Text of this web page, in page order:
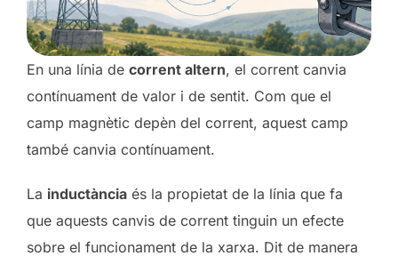
En una línia de corrent altern, el corrent canvia
contínuament de valor i de sentit. Com que el
camp magnètic depèn del corrent, aquest camp
també canvia contínuament.
La inductància és la propietat de la línia que fa
que aquests canvis de corrent tinguin un efecte
sobre el funcionament de la xarxa. Dit de manera